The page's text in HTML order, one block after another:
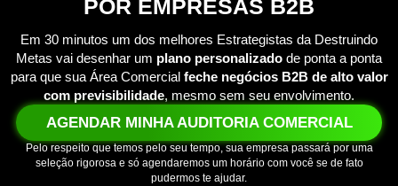
POR EMPRESAS B2B
Em 30 minutos um dos melhores Estrategistas da Destruindo
Metas vai desenhar um plano personalizado de ponta a ponta
para que sua Área Comercial feche negócios B2B de alto valor
com previsibilidade, mesmo sem seu envolvimento.
AGENDAR MINHA AUDITORIA COMERCIAL
Pelo respeito que temos pelo seu tempo, sua empresa passará por uma
seleção rigorosa e só agendaremos um horário com você se de fato
pudermos te ajudar.